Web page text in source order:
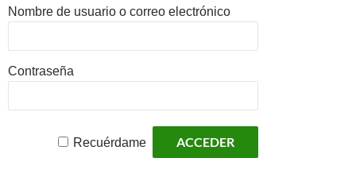
Nombre de usuario o correo electrónico
Contraseña
Recuérdame